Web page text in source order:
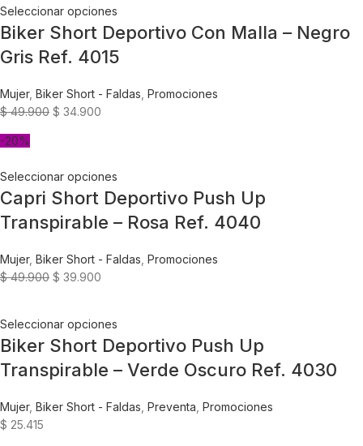
Seleccionar opciones
Biker Short Deportivo Con Malla – Negro
Gris Ref. 4015
Mujer, Biker Short - Faldas Promociones
$49.900 $ 34.900
-20%
Seleccionar opciones
Capri Short Deportivo Push Up
Transpirable – Rosa Ref. 4040
Mujer, Biker Short - Faldas Promociones
$49.900 $ 39.900
Seleccionar opciones
Biker Short Deportivo Push Up
Transpirable – Verde Oscuro Ref. 4030
Mujer, Biker Short - Faldas Preventa Promociones
$ 25.415